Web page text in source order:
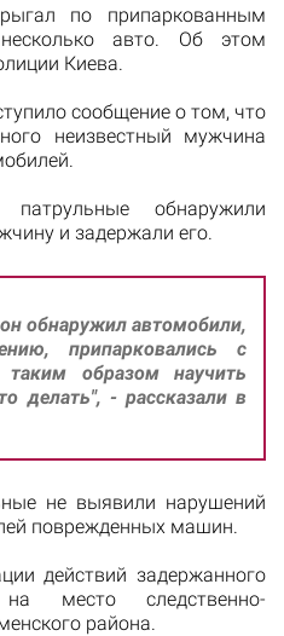
по припаркованным
авто. Об этом
Киева.
сообщение о том, что
неизвестный мужчина
обнаружили
и задержали его.
обнаружил автомобили,
припарковались с
образом научить
делать", - рассказали в
не выявили нарушений
поврежденных машин.
действий задержанного
место следственно-
района.